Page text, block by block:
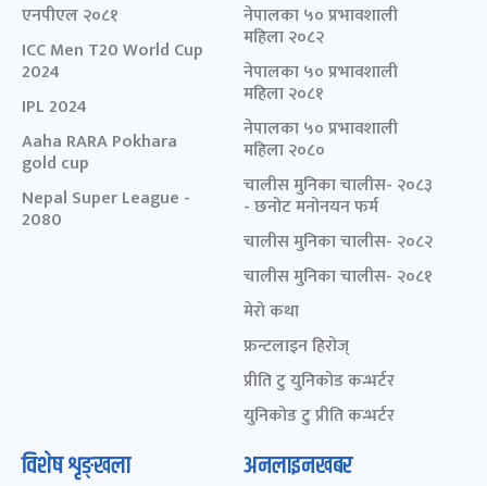
एनपीएल २०८१
ICC Men T20 World Cup
2024
IPL 2024
Aaha RARA Pokhara
gold cup
Nepal Super League -
2080
नेपालका ५० प्रभावशाली
महिला २०८२
नेपालका ५० प्रभावशाली
महिला २०८१
नेपालका ५० प्रभावशाली
महिला २०८०
चालीस मुनिका चालीस- २०८३
- छनोट मनोनयन फर्म
चालीस मुनिका चालीस- २०८२
चालीस मुनिका चालीस- २०८१
मेरो कथा
फ्रन्टलाइन हिरोज्
प्रीति टु युनिकोड कन्भर्टर
युनिकोड टु प्रीति कन्भर्टर
विशेष शृङ्खला अनलाइनखबर